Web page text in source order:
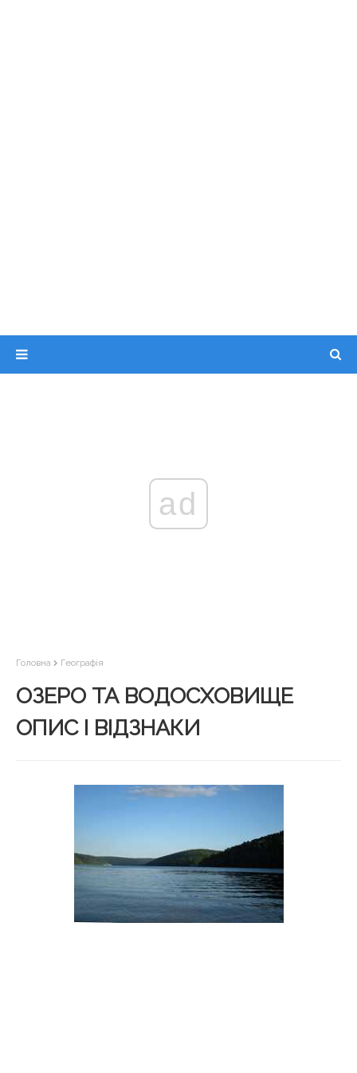
ad
Головна Географія
ОЗЕРО ТА ВОДОСХОВИЩЕ
ОПИС І ВІДЗНАКИ